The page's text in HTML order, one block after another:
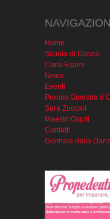
Corsi Esami
News
Eventi
Premio Ginestra
Sara Zuccari
Maestri Ospiti
Contatti
Giornale della